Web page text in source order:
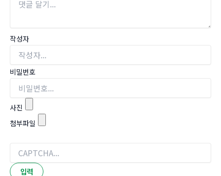
작성자
비밀번호
사진
첨부파일